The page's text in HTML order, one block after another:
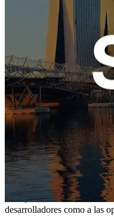
La demanda de Solana en
principal centro de
excelentes características
en Asia.
Con baja latencia de ida y
Tokio, Hong Kong,
para múltiples cables
central en el soporte paral
Su sólida base de red es
financieras y los
importantes centros de
El hecho de que el evento
Breakpoint, se celebró en
creciente importancia como
Hemos redistribuido
clave, estableciendo una
desarrolladores como a las